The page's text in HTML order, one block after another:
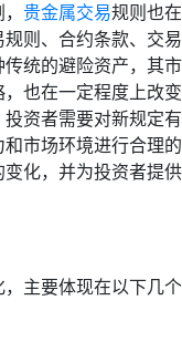
贵金属交易规则也在
则、合约条款、交易
统的避险资产，其市
也在一定程度上改变
资者需要对新规定有
市场环境进行合理的
化，并为投资者提供
主要体现在以下几个